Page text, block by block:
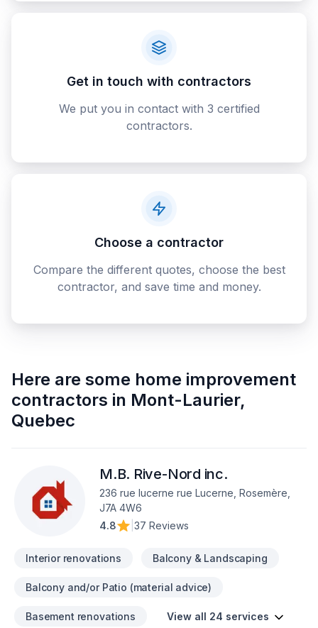
Get in touch with contractors
We put you in contact with 3 certified
contractors.
Choose a contractor
Compare the different quotes, choose the best
contractor, and save time and money.
Here are some home improvement
contractors in Mont-Laurier,
Quebec
M.B. Rive-Nord inc.
236 rue lucerne rue Lucerne, Rosemère,
J7A 4W6
4.8
37 Reviews
Interior renovations Balcony & Landscaping
Balcony and/or Patio (material advice)
Basement renovations View all 24 services